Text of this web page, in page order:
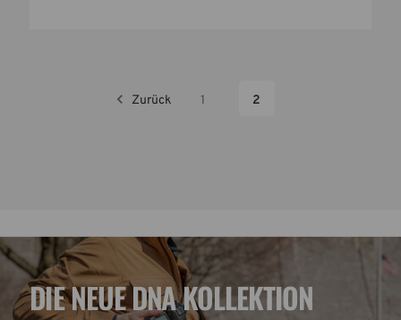
Zurück 1 2
DIE NEUE DNA KOLLEKTION